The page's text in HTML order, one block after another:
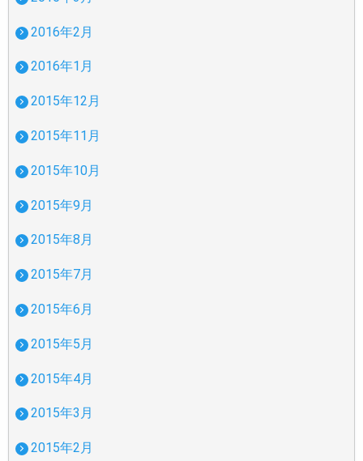
2016年2月
2016年1月
2015年12月
2015年11月
2015年10月
2015年9月
2015年8月
2015年7月
2015年6月
2015年5月
2015年4月
2015年3月
2015年2月